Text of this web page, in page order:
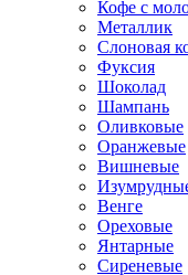
Кофе с
Металлик
Слоновая
Фуксия
Шоколад
Шампань
Оливковые
Оранжевые
Вишневые
Венге
Ореховые
Янтарные
Сиреневые